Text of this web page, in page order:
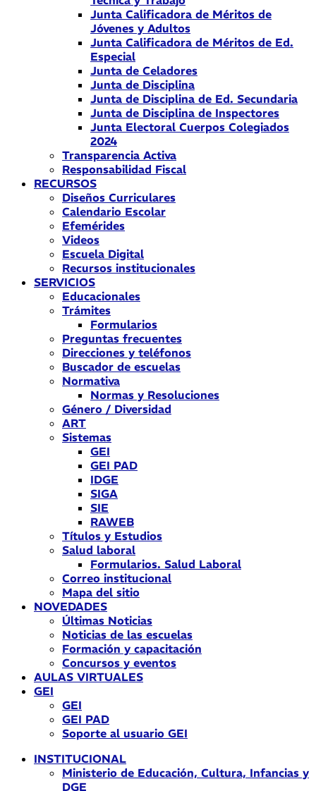
Junta Calificadora de Méritos de
Jóvenes y Adultos
Junta Calificadora de Méritos de Ed.
Especial
Junta de Celadores
Junta de Disciplina
Junta de Disciplina de Ed. Secundaria
Junta de Disciplina de Inspectores
Junta Electoral Cuerpos Colegiados
2024
Transparencia Activa
Responsabilidad Fiscal
RECURSOS
Diseños Curriculares
Calendario Escolar
Efemérides
Videos
Escuela Digital
Recursos institucionales
SERVICIOS
Educacionales
Trámites
Formularios
Preguntas frecuentes
Direcciones y teléfonos
Buscador de escuelas
Normativa
Normas y Resoluciones
Género / Diversidad
ART
Sistemas
GEI
GEI PAD
IDGE
SIGA
SIE
RAWEB
Títulos y Estudios
Salud laboral
Formularios. Salud Laboral
Correo institucional
Mapa del sitio
NOVEDADES
Últimas Noticias
Noticias de las escuelas
Formación y capacitación
Concursos y eventos
AULAS VIRTUALES
GEI
GEI
GEI PAD
Soporte al usuario GEI
INSTITUCIONAL
Ministerio de Educación, Cultura, Infancias y
DGE